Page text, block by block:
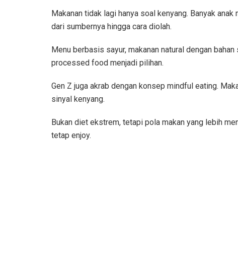
Makanan tidak lagi hanya soal kenyang. Banyak
dari sumbernya hingga cara diolah.
Menu berbasis sayur, makanan natural dengan
processed food menjadi pilihan.
Gen Z juga akrab dengan konsep mindful eating.
sinyal kenyang.
Bukan diet ekstrem, tetapi pola makan yang lebih
tetap enjoy.